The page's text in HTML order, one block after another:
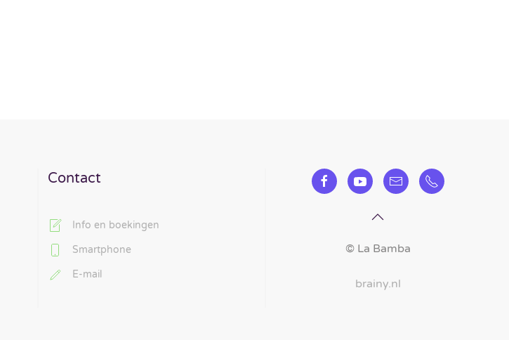
Contact
Info en boekingen
Smartphone
E-mail
©La Bamba
brainy.nl